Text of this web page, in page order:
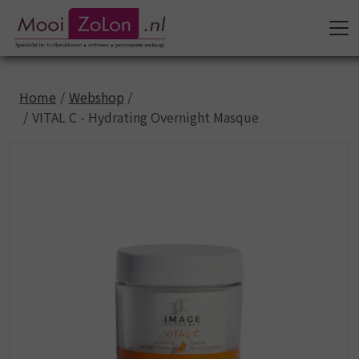
Home
Webshop
VITAL C - Hydrating Overnight Masque